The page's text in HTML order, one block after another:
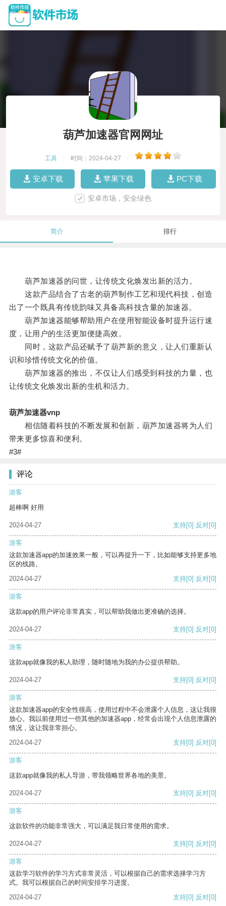
葫芦加速器官网网址
工具 时间：2024-04-27
安卓下载 苹果下载 PC下载
安卓市场，安全绿色
简介 排行
葫芦加速器的问世，让传统文化焕发出新的活力。
这款产品结合了古老的葫芦制作工艺和现代科技，创造
出了一个既具有传统韵味又具备高科技含量的加速器。
葫芦加速器能够帮助用户在使用智能设备时提升运行速
度，让用户的生活更加便捷高效。
同时，这款产品还赋予了葫芦新的意义，让人们重新认
识和珍惜传统文化的价值。
葫芦加速器的推出，不仅让人们感受到科技的力量，也
让传统文化焕发出新的生机和活力。
葫芦加速器vnp
相信随着科技的不断发展和创新，葫芦加速器将为人们
带来更多惊喜和便利。
#3#
评论
游客
超棒啊 好用
2024-04-27 支持[0] 反对[0]
游客
这款加速器app的加速效果一般，可以再提升一下，比如能够支持更多地
区的线路。
2024-04-27
支持[0] 反对[0]
游客
这款app的用户评论非常真实，可以帮助我做出更准确的选择。
2024-04-27 支持[0] 反对[0]
游客
这款app就像我的私人助理，随时随地为我的办公提供帮助。
2024-04-27 支持[0] 反对[0]
游客
这款加速器app的安全性很高，使用过程中不会泄露个人信息，这让我很
放心。我以前使用过一些其他的加速器app，经常会出现个人信息泄露的
情况，这让我非常担心。
2024-04-27
支持[0] 反对[0]
游客
这款app就像我的私人导游，带我领略世界各地的美景。
2024-04-27 支持[0] 反对[0]
游客
这款软件的功能非常强大，可以满足我日常使用的需求。
2024-04-27 支持[0] 反对[0]
游客
这款学习软件的学习方式非常灵活，可以根据自己的需求选择学习方
式。我可以根据自己的时间安排学习进度。
2024-04-27
支持[0] 反对[0]